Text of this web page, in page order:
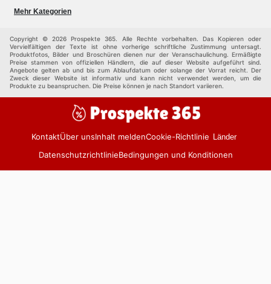
Sportartikel und
Sportbekleidung
Einkaufzentren
Andere
Mehr Kategorien
Copyright © 2026 Prospekte 365. Alle Rechte vorbehalten. Das Kopieren oder
Vervielfältigen der Texte ist ohne vorherige schriftliche Zustimmung untersagt.
Produktfotos, Bilder und Broschüren dienen nur der Veranschaulichung. Ermäßigte
Preise stammen von offiziellen Händlern, die auf dieser Website aufgeführt sind.
Angebote gelten ab und bis zum Ablaufdatum oder solange der Vorrat reicht. Der
Zweck dieser Website ist informativ und kann nicht verwendet werden, um die
Produkte zu beanspruchen. Die Preise können je nach Standort variieren.
KontaktÜber unsInhalt meldenCookie-Richtlinie Länder
DatenschutzrichtlinieBedingungen und Konditionen